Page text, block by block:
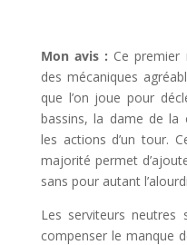
Mon avis : Ce
des mécaniques
que l’on joue pour
bassins, la dame de
les actions d’un tour.
majorité permet
sans pour autant
Les serviteurs neutres
compenser le manque